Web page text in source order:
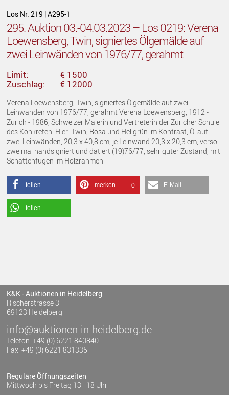
Los Nr. 219 | A295-1
295. Auktion 03.-04.03.2023 – Los 0219: Verena
Loewensberg, Twin, signiertes Ölgemälde auf
zwei Leinwänden von 1976/77, gerahmt
Limit:
€ 1500
Zuschlag:
€ 12000
Verena Loewensberg, Twin, signiertes Ölgemälde auf zwei
Leinwänden von 1976/77, gerahmt Verena Loewensberg, 1912 -
Zürich - 1986, Schweizer Malerin und Vertreterin der Züricher Schule
des Konkreten. Hier: Twin, Rosa und Hellgrün im Kontrast, Öl auf
zwei Leinwänden, 20,3 x 40,8 cm, je Leinwand 20,3 x 20,3 cm, verso
zweimal handsigniert und datiert (19)76/77, sehr guter Zustand, mit
Schattenfugen im Holzrahmen
teilen merken 0 E-Mail
teilen
K&K - Auktionen in Heidelberg
Rischerstrasse 3
69123 Heidelberg
info@auktionen-in-heidelberg.de
Telefon: +49 (0) 6221 840840
Fax: +49 (0) 6221 831335
Reguläre Öffnungszeiten
Mittwoch bis Freitag 13–18 Uhr